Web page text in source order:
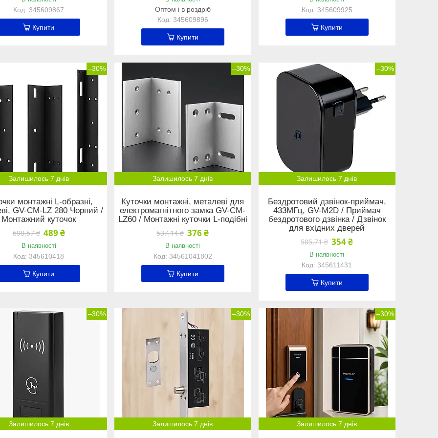
345609867
Купити
Оптом і в роздріб
345609896
Купити
345609925
Купити
–30%
Залишилось 7 днів
монтажні L-образні,
GV-CM-LZ 280 Чорний /
Монтажний куточок
698,57 ₴ 489 ₴
В наявності
345610418
Купити
–30%
Залишилось 7 днів
Куточки монтажні, металеві для
електромагнітного замка GV-CM-
LZ60 / Монтажні куточки L-подібні
537,14 ₴ 376 ₴
В наявності
34561041802
Купити
–30%
Залишилось 7 днів
Бездротовий дзвінок-приймач,
433МГц, GV-M2D / Приймач
бездротового дзвінка / Дзвінок
для вхідних дверей
505,71 ₴ 354 ₴
В наявності
345611431
Купити
–30%
Залишилось 7 днів
–30%
Залишилось 7 днів
–30%
Залишилось 7 днів